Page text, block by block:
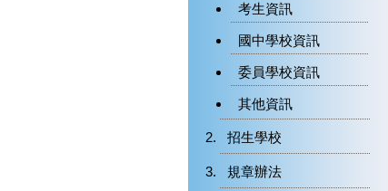
考生資訊
國中學校資訊
委員學校資訊
其他資訊
招生學校
規章辦法